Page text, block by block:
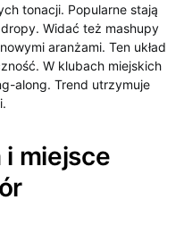
tonacji. Popularne stają
Widać też mashupy
aranżami. Ten układ
W klubach miejskich
along. Trend utrzymuje
miejsce